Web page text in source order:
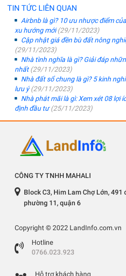
TIN TỨC LIÊN QUAN
Airbnb là gì? 10 ưu nhược điểm
xu hướng mới(29/11/2023)
Cập nhật giá đền bù đất nông
(29/11/2023)
Nhà tình nghĩa là gì? Giải đáp
nhất(29/11/2023)
Nhà đất sổ chung là gì? 5 kinh
lưu ý(29/11/2023)
Nhà phát mãi là gì: Xem xét 08 lợi
định đầu tư(25/11/2023)
CÔNG TY TNHH MAHALI
Block C3, Him Lam Chợ Lớn,
phường 11, quận 6
Copyright © 2022 LandInfo.com.vn
Hotline
0766.023.923
Hỗ trợ khách hàng